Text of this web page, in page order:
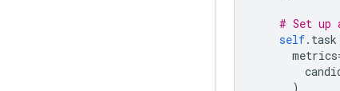
# Set up
self. task
metrics
)